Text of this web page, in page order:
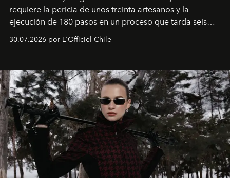
requiere la pericia de unos treinta artesanos y la
ejecución de 180 pasos en un proceso que tarda seis
semanas. Los expertos ponen en práctica una técnica
que se enseña solamente en la escuela de formación de
30.07.2026 por L'Officiel Chile